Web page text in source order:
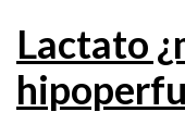
Lactato